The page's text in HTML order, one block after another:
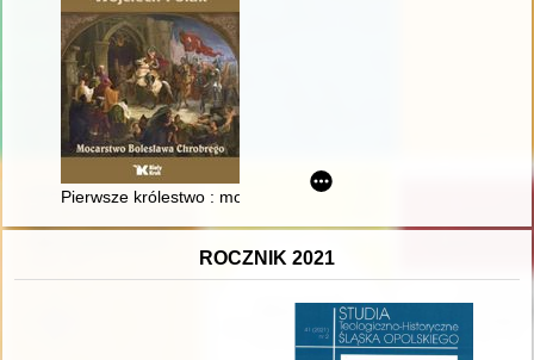
Pierwsze królestwo : mocarstwo Bolesława Chrobrego
ROCZNIK 2021